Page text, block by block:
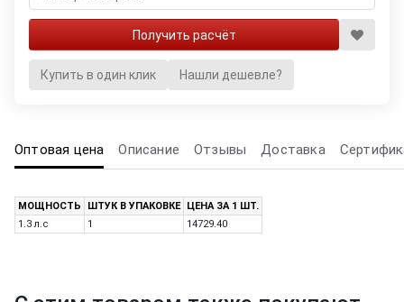
Купить в один клик Нашли дешевле?
Оптовая цена Описание Отзывы Доставка
МОЩНОСТЬ ШТУК В УПАКОВКЕ
ЦЕНА ЗА 1 ШТ.
1.3 л.с
1 14729.40